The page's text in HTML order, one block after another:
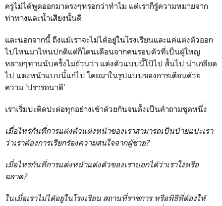
ครูไม่ได้พูดออกมาตรงๆหรอกว่าทำไม แต่เราก็รู้ความหมายจาก
ท่าทางและน้ำเสียงนั้นดี
และนอกจากนี้ ถึงแม้เราจะไม่ได้อยู่ในโรงเรียนและแค่แต่งตัวออก
ไปไหนมาไหนปกติแต่ก็โดนเตือนจากคนรอบตัวที่เป็นผู้ใหญ่
หลายๆท่านนับครั้งไม่ถ้วนว่า แต่งตัวแบบนี้โป๊ไป สั้นไป น่าเกลียด
ไป แต่งหน้าแบบนี้แก่ไป โดยมาในรูปแบบของการเตือนด้วย
ความ 'ปรารถนาดี'
เราเริ่มปะติดปะต่อทุกอย่างเข้าด้วยกันจนตั้งเป็นคำถามชุดหนึ่ง
เมื่อไหร่กันที่การแต่งตัวแต่งหน้าของเราสามารถเป็นป้ายแปะเรา
ว่าเราต้องการเรียกร้องความสนใจจากผู้ชาย?
เมื่อไหร่กันที่การแต่งหน้าแต่งตัวของเราบอกได้ว่าเราโง่หรือ
ฉลาด?
ในเมื่อเราไม่ได้อยู่ในโรงเรียน สถานที่ราชการ หรือพิธีที่ต้องให้